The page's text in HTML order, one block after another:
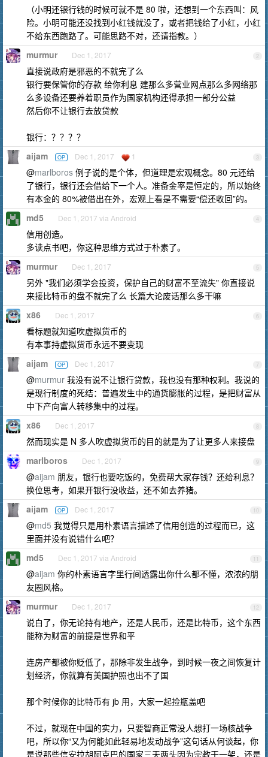
（小明还银行钱的时候可就不是 80 啦，还想到一个东西叫：风
险。小明可能还没找到小红钱就没了，或者把钱给了小红，小红
不给东西跑路了。可能思路不对，还请指教。）
2
murmur Dec 1, 2017
直接说政府是邪恶的不就完了么
银行要保管你的存款 给你利息 建那么多营业网点那么多网络那
么多设备还要养着职员作为国家机构还得承担一部分公益
然后你不让银行去放贷款
银行：？？？？
3
aijam OP Dec 1, 2017 1
@marlboros 例子说的是个体，但道理是宏观概念。80 元还给
了银行，银行还会借给下一个人。准备金率是恒定的，所以始终
有本金的 80%被借出在外，宏观上看是不需要“偿还收回”的。
4
md5 Dec 1, 2017 via Android
信用创造。
多读点书吧，你这种思维方式过于朴素了。
5
murmur Dec 1, 2017
另外 "我们必须学会投资，保护自己的财富不至流失" 你直接说
来接比特币的盘不就完了么 长篇大论废话那么多干嘛
6
x86 Dec 1, 2017
看标题就知道吹虚拟货币的
有本事持虚拟货币永远不要变现
7
aijam OP Dec 1, 2017
@murmur 我没有说不让银行贷款，我也没有那种权利。我说的
是现行制度的死结：普遍发生中的通货膨胀的过程，是把财富从
中下产向富人转移集中的过程。
8
x86 Dec 1, 2017
然而现实是 N 多人吹虚拟货币的目的就是为了让更多人来接盘
9
marlboros Dec 1, 2017
@aijam 朋友，银行也要吃饭的，免费帮大家存钱？还给利息？
换位思考，如果开银行没收益，还不如去养猪。
10
aijam OP Dec 1, 2017
@md5 我觉得只是用朴素语言描述了信用创造的过程而已，这
里面并没有说错什么吧？
11
md5 Dec 1, 2017 via Android
@aijam 你的朴素语言字里行间透露出你什么都不懂，浓浓的朋
友圈风格。
12
murmur Dec 1, 2017
说白了，你无论持有地产，还是人民币，还是比特币，这个东西
能称为财富的前提是世界和平
连房产都被你贬低了，那除非发生战争，到时候一夜之间恢复计
划经济，你就算有美国护照也出不了国
那个时候你的比特币有 jb 用，大家一起捡瓶盖吧
不过，就现在中国的实力，只要智商正常没人想打一场核战争
吧，所以你“又为何能如此轻易地发动战争”这句话从何谈起，你
是说那些信安拉胡阿克巴的国家三天两头因为宗教干一架，还是